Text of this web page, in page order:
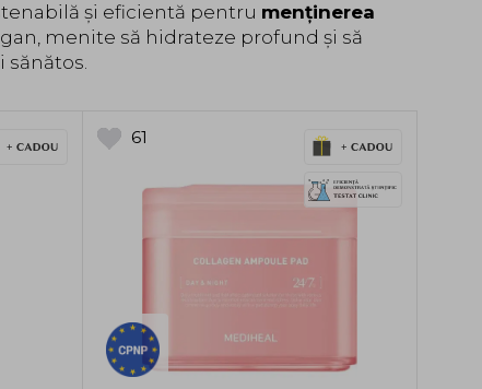
și eficientă pentru menținerea
menite să hidrateze profund și să
61